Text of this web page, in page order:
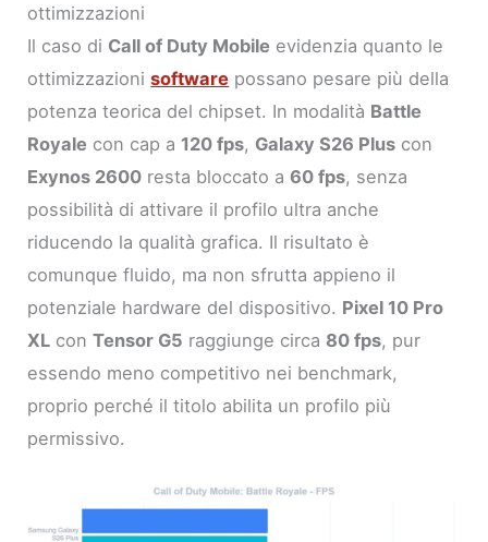
ottimizzazioni
Il caso di Call of Duty Mobile evidenzia quanto le
ottimizzazionisoftware possano pesare più della
potenza teorica del chipset. In modalità Battle
Royale con cap a 120 fps, Galaxy S26 Plus con
Exynos 2600 resta bloccato a60 fps, senza
possibilità di attivare il profilo ultra anche
riducendo la qualità grafica. Il risultato è
comunque fluido, ma non sfrutta appieno il
potenziale hardware del dispositivo. Pixel 10 Pro
XL conTensor G5 raggiunge circa 80 fps, pur
essendo meno competitivo nei benchmark,
proprio perché il titolo abilita un profilo più
permissivo.